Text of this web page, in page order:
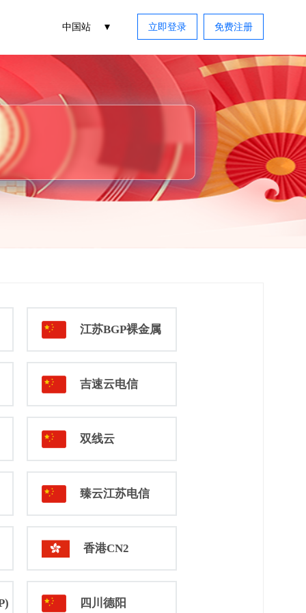
中国站 立即登录 免费注册
江苏BGP裸金属
吉速云电信
双线云
臻云江苏电信
香港CN2
四川德阳